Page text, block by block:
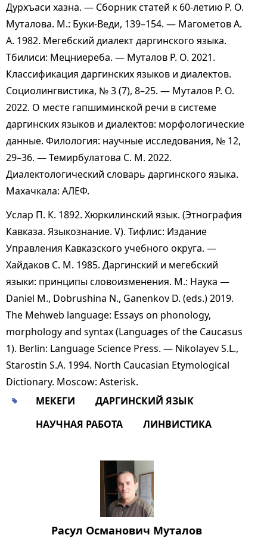
Дурхъаси хазна. — Сборник статей к 60-летию Р. О.
Муталова. М.: Буки-Веди, 139–154. — Магометов А.
А. 1982. Мегебский диалект даргинского языка.
Тбилиси: Мецниереба. — Муталов Р. О. 2021.
Классификация даргинских языков и диалектов.
Социолингвистика, № 3 (7), 8–25. — Муталов Р. О.
2022. О месте гапшиминской речи в системе
даргинских языков и диалектов: морфологические
данные. Филология: научные исследования, № 12,
29–36. — Темирбулатова С. М. 2022.
Диалектологический словарь даргинского языка.
Махачкала: АЛЕФ.
Услар П. К. 1892. Хюркилинский язык. (Этнография
Кавказа. Языкознание. V). Тифлис: Издание
Управления Кавказского учебного округа. —
Хайдаков С. М. 1985. Даргинский и мегебский
языки: принципы словоизменения. М.: Наука —
Daniel M., Dobrushina N., Ganenkov D. (eds.) 2019.
The Mehweb language: Essays on phonology,
morphology and syntax (Languages of the Caucasus
1). Berlin: Language Science Press. — Nikolayev S.L.,
Starostin S.A. 1994. North Caucasian Etymological
Dictionary. Moscow: Asterisk.
МЕКЕГИ
ДАРГИНСКИЙ ЯЗЫК
НАУЧНАЯ РАБОТА
ЛИНВИСТИКА
Расул Османович Муталов